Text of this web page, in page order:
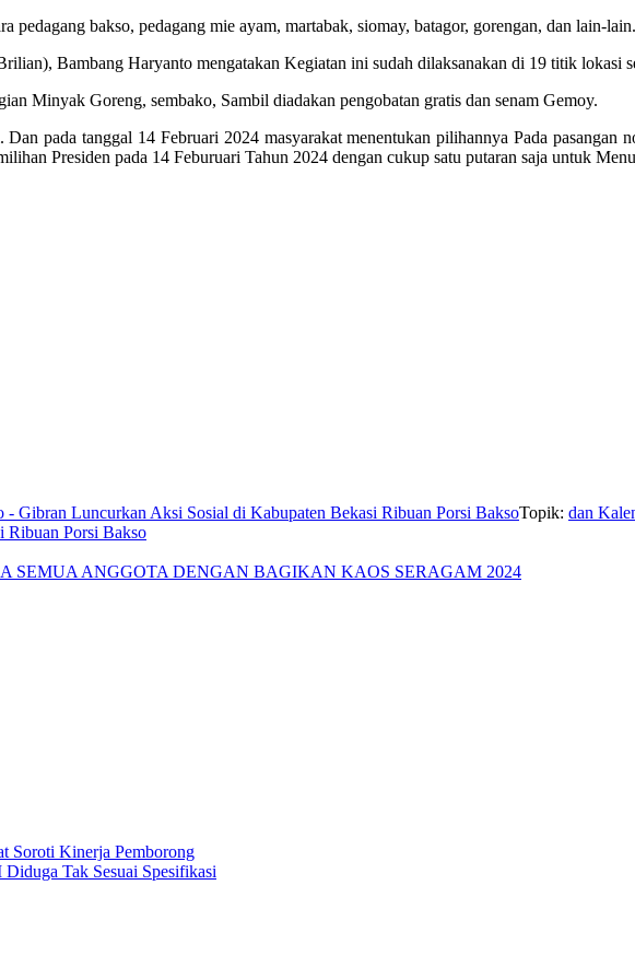
bakso, pedagang mie ayam, martabak, siomay, batagor, gorengan, dan lain-lain.
Bambang Haryanto mengatakan Kegiatan ini sudah dilaksanakan di 19 titik lokasi
Minyak Goreng, sembako, Sambil diadakan pengobatan gratis dan senam Gemoy.
pada tanggal 14 Februari 2024 masyarakat menentukan pilihannya Pada
Presiden pada 14 Feburuari Tahun 2024 dengan cukup satu putaran saja untuk
Gibran Luncurkan Aksi Sosial di Kabupaten Bekasi Ribuan Porsi BaksoTopik: dan
Ribuan Porsi Bakso
SEMUA ANGGOTA DENGAN BAGIKAN KAOS SERAGAM 2024
Soroti Kinerja Pemborong
Tak Sesuai Spesifikasi